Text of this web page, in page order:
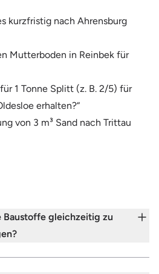
kurzfristig nach Ahrensburg
Mutterboden in Reinbek für
1 Tonne Splitt (z. B. 2/5) für
erhalten?“
von 3 m³ Sand nach Trittau
Baustoffe gleichzeitig zu